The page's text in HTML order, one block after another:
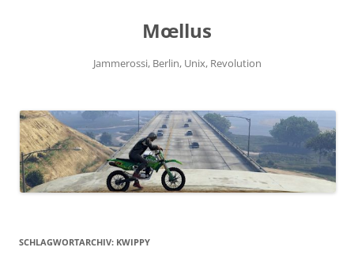
Mœllus
Jammerossi, Berlin, Unix, Revolution
SCHLAGWORTARCHIV: KWIPPY